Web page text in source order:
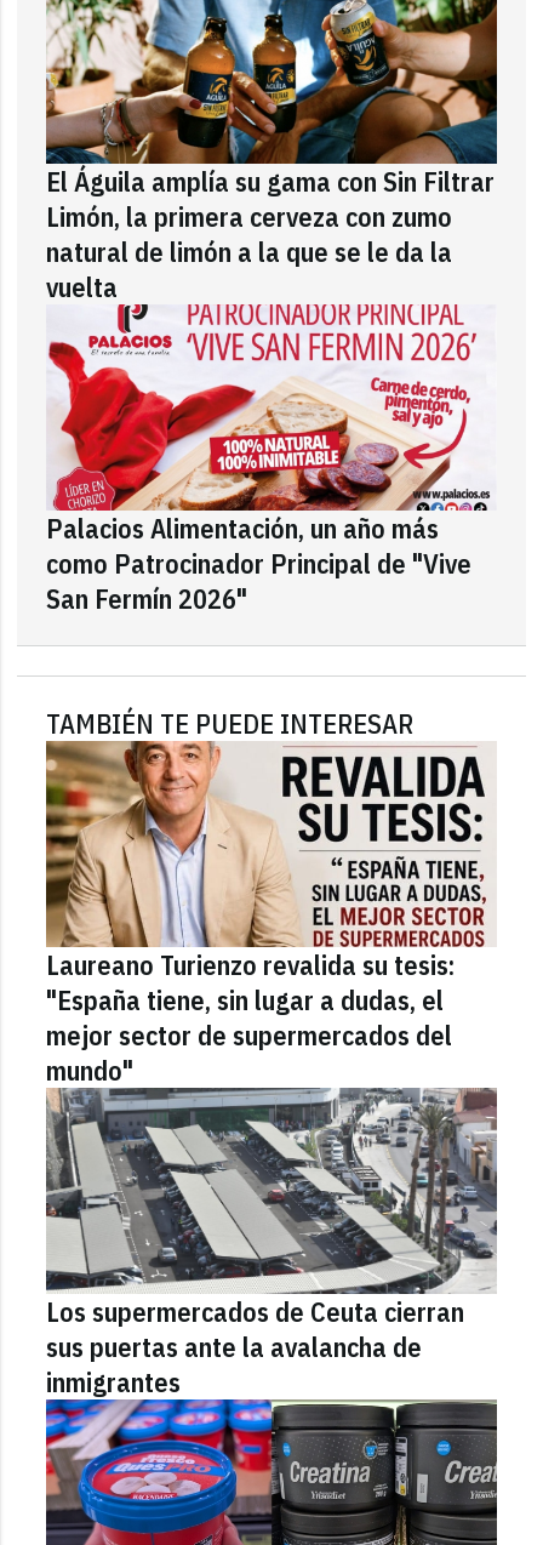
El Águila amplía su gama con Sin Filtrar
Limón, la primera cerveza con zumo
natural de limón a la que se le da la
vuelta
Palacios Alimentación, un año más
como Patrocinador Principal de "Vive
San Fermín 2026"
TAMBIÉN TE PUEDE INTERESAR
Laureano Turienzo revalida su tesis:
"España tiene, sin lugar a dudas, el
mejor sector de supermercados del
mundo"
Los supermercados de Ceuta cierran
sus puertas ante la avalancha de
inmigrantes